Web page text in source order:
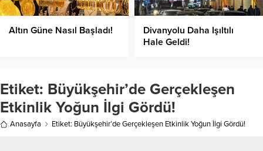
Altın Güne Nasıl Başladı!
Divanyolu Daha Işıltılı
Hale Geldi!
Etiket: Büyükşehir’de Gerçekleşen
Etkinlik Yoğun İlgi Gördü!
Anasayfa Etiket: Büyükşehir’de Gerçekleşen Etkinlik Yoğun İlgi Gördü!